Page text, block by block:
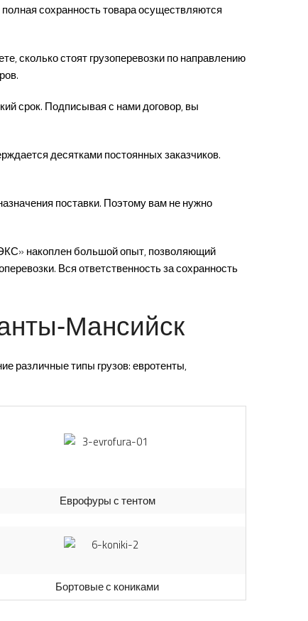
сохранность товара осуществляются
сколько стоят грузоперевозки по направлению
срок. Подписывая с нами договор, вы
десятками постоянных заказчиков.
поставки. Поэтому вам не нужно
накоплен большой опыт, позволяющий
Вся ответственность за сохранность
Мансийск
различные типы грузов: евротенты,
Еврофуры с тентом
Бортовые с кониками